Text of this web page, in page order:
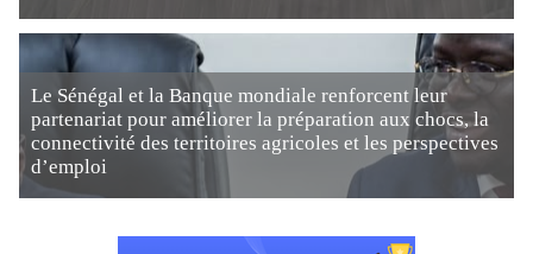
Le Sénégal et la Banque mondiale renforcent leur
partenariat pour améliorer la préparation aux chocs, la
connectivité des territoires agricoles et les perspectives
d’emploi